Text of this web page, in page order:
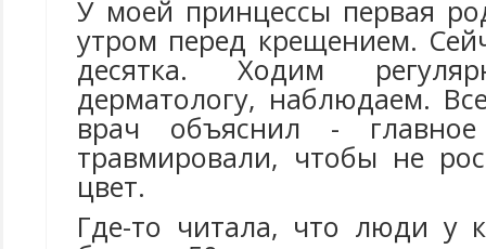
У моей принцессы первая
утром перед крещением.
десятка. Ходим
дерматологу, наблюдаем.
врач объяснил -
травмировали, чтобы не
цвет.
Где-то читала, что люди у